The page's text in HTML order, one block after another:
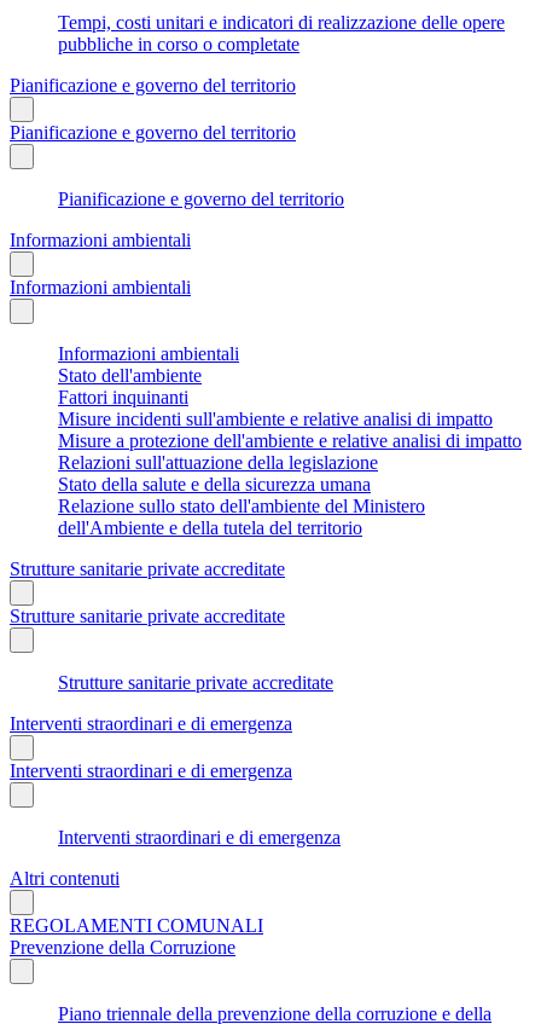
Tempi, costi unitari e indicatori di realizzazione delle opere
pubbliche in corso o completate
Pianificazione e governo del territorio
Pianificazione e governo del territorio
Pianificazione e governo del territorio
Informazioni ambientali
Informazioni ambientali
Informazioni ambientali
Stato dell'ambiente
Fattori inquinanti
Misure incidenti sull'ambiente e relative analisi di impatto
Misure a protezione dell'ambiente e relative analisi di impatto
Relazioni sull'attuazione della legislazione
Stato della salute e della sicurezza umana
Relazione sullo stato dell'ambiente del Ministero
dell'Ambiente e della tutela del territorio
Strutture sanitarie private accreditate
Strutture sanitarie private accreditate
Strutture sanitarie private accreditate
Interventi straordinari e di emergenza
Interventi straordinari e di emergenza
Interventi straordinari e di emergenza
Altri contenuti
REGOLAMENTI COMUNALI
Prevenzione della Corruzione
Piano triennale della prevenzione della corruzione e della